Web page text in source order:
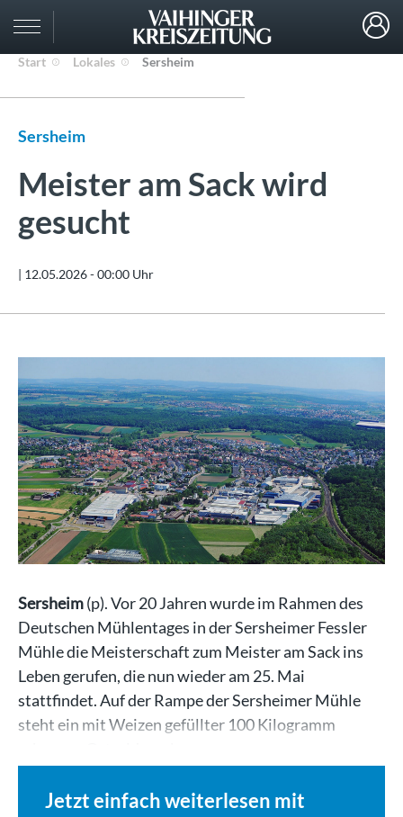
Start Lokales Sersheim
Sersheim
Meister am Sack wird
gesucht
| 12.05.2026 - 00:00 Uhr
Sersheim(p). Vor 20 Jahren wurde im Rahmen des
Deutschen Mühlentages in der Sersheimer Fessler
Mühle die Meisterschaft zum Meister am Sack ins
Leben gerufen, die nun wieder am 25. Mai
stattfindet. Auf der Rampe der Sersheimer Mühle
steht ein mit Weizen gefüllter 100 Kilogramm
Jetzt einfach weiterlesen mit